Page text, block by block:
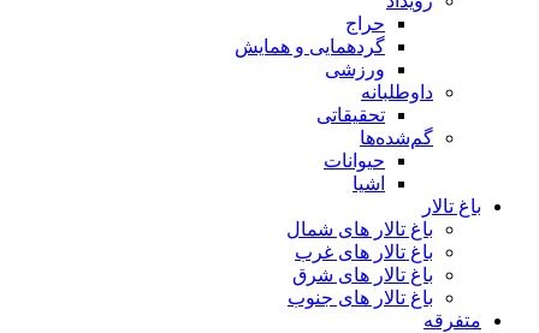
حراج
گردهمایی و همایش
ورزشی
داوطلبانه
تحقیقاتی
گم‌شده‌ها
حیوانات
اشیا
باغ تالار
باغ تالار های شمال
باغ تالار های غرب
باغ تالار های شرق
باغ تالار های جنوب
متفرقه